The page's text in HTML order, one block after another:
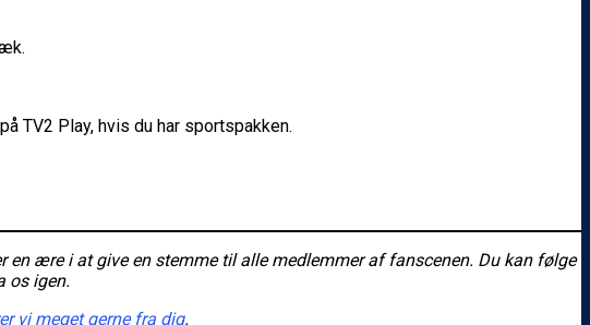
TV2 Play, hvis du har sportspakken.
ære i at give en stemme til alle medlemmer af fanscenen. Du kan følge
os igen.
vi meget gerne fra dig.